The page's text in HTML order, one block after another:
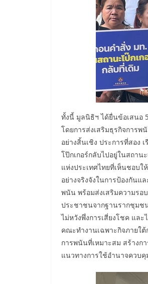
ทั้งนี้ มูลนิธิฯ ได้ยื่นข้อเสนอ
โดยการส่งเสริมธุรกิจการ
อย่างสิ้นเชิง ประการที่สอง
โป๊กเกอร์กลับไปอยู่ในสถาน
แห่งประเทศไทยที่เห็นชอบใ
อย่างจริงจังในการป้องกันแ
พนัน พร้อมส่งเสริมความรอ
ประชาชนจากฐานรากชุมช
ไม่หวังพึ่งการเสี่ยงโชค แล
คณะทำงานเฉพาะกิจภายใ
การพนันที่เหมาะสม สร้าง
แนวทางการใช้อำนาจควบคุ